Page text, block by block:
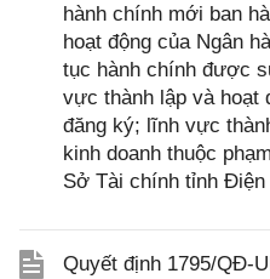
hành chính mới ban
hoạt động của Ngân
tục hành chính được
vực thành lập và hoạt
đăng ký; lĩnh vực
kinh doanh thuộc
Sở Tài chính tỉnh Điện
Quyết định 1795/QĐ-